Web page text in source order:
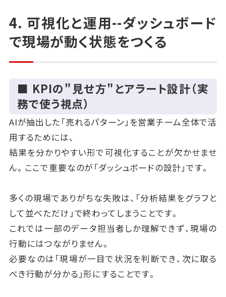
4. 可視化と運用--ダッシュボード
で現場が動く状態をつくる
■ KPIの"見せ方"とアラート設計（実
務で使う視点）
AIが抽出した「売れるパターン」を営業チーム全体で活
用するためには、
結果を分かりやすい形で可視化することが欠かせませ
ん。ここで重要なのが「ダッシュボードの設計」です。
多くの現場でありがちな失敗は、「分析結果をグラフと
して並べただけ」で終わってしまうことです。
これでは一部のデータ担当者しか理解できず、現場の
行動にはつながりません。
必要なのは「現場が一目で状況を判断でき、次に取る
べき行動が分かる」形にすることです。